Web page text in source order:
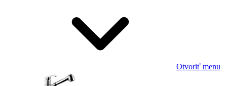
Otvoriť menu